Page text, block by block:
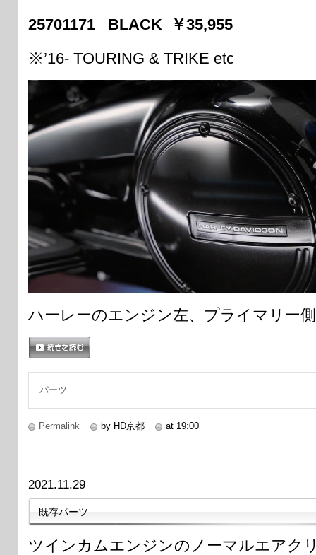
25701171 BLACK ￥35,955
※’16- TOURING & TRIKE etc
ハーレーのエンジン左、プライマリー
パーツ
Permalink by HD京都 at 19:00
2021.11.29
既存パーツ
ツインカムエンジンのノーマルエアク